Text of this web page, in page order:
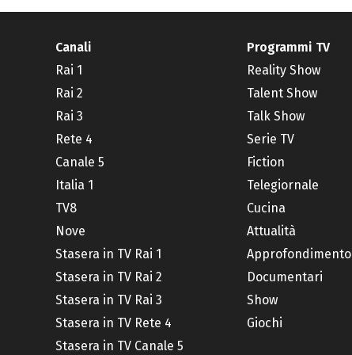
Canali
Rai 1
Rai 2
Rai 3
Rete 4
Canale 5
Italia 1
TV8
Nove
Stasera in TV Rai 1
Stasera in TV Rai 2
Stasera in TV Rai 3
Stasera in TV Rete 4
Stasera in TV Canale 5
Programmi TV
Reality Show
Talent Show
Talk Show
Serie TV
Fiction
Telegiornale
Cucina
Attualità
Approfondimento
Documentari
Show
Giochi